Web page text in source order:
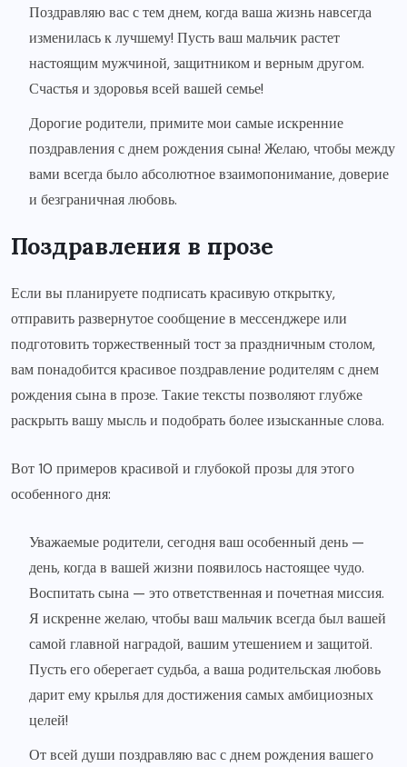
Поздравляю вас с тем днем, когда ваша жизнь навсегда
изменилась к лучшему! Пусть ваш мальчик растет
настоящим мужчиной, защитником и верным другом.
Счастья и здоровья всей вашей семье!
Дорогие родители, примите мои самые искренние
поздравления с днем рождения сына! Желаю, чтобы между
вами всегда было абсолютное взаимопонимание, доверие
и безграничная любовь.
Поздравления в прозе
Если вы планируете подписать красивую открытку,
отправить развернутое сообщение в мессенджере или
подготовить торжественный тост за праздничным столом,
вам понадобится красивое поздравление родителям с днем
рождения сына в прозе. Такие тексты позволяют глубже
раскрыть вашу мысль и подобрать более изысканные слова.
Вот 10 примеров красивой и глубокой прозы для этого
особенного дня:
Уважаемые родители, сегодня ваш особенный день —
день, когда в вашей жизни появилось настоящее чудо.
Воспитать сына — это ответственная и почетная миссия.
Я искренне желаю, чтобы ваш мальчик всегда был вашей
самой главной наградой, вашим утешением и защитой.
Пусть его оберегает судьба, а ваша родительская любовь
дарит ему крылья для достижения самых амбициозных
целей!
От всей души поздравляю вас с днем рождения вашего